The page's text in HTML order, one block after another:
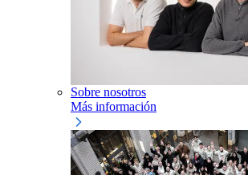
Sobre nosotros
Más información